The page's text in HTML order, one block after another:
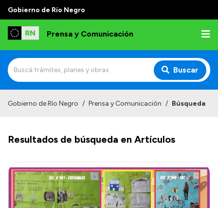
Gobierno de Río Negro
Prensa y Comunicación
Buscar
Autoridades
Archivo de noticias
Gobierno de Río Negro / Prensa y Comunicación / Búsqueda
Resultados de búsqueda en Artículos